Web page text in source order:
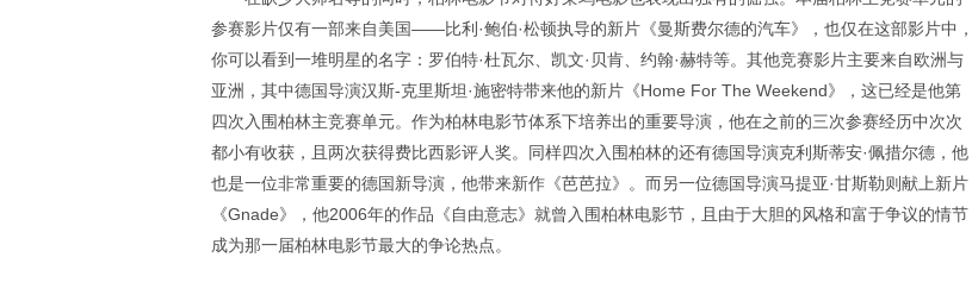
参赛影片仅有一部来自美国——比利·鲍伯·松顿执导的新片《曼斯费尔德的汽车》，也仅在这部影片中，
你可以看到一堆明星的名字：罗伯特·杜瓦尔、凯文·贝肯、约翰·赫特等。其他竞赛影片主要来自欧洲与
亚洲，其中德国导演汉斯-克里斯坦·施密特带来他的新片《Home For The Weekend》，这已经是他第
四次入围柏林主竞赛单元。作为柏林电影节体系下培养出的重要导演，他在之前的三次参赛经历中次次
都小有收获，且两次获得费比西影评人奖。同样四次入围柏林的还有德国导演克利斯蒂安·佩措尔德，他
也是一位非常重要的德国新导演，他带来新作《芭芭拉》。而另一位德国导演马提亚·甘斯勒则献上新片
《Gnade》，他2006年的作品《自由意志》就曾入围柏林电影节，且由于大胆的风格和富于争议的情节
成为那一届柏林电影节最大的争论热点。